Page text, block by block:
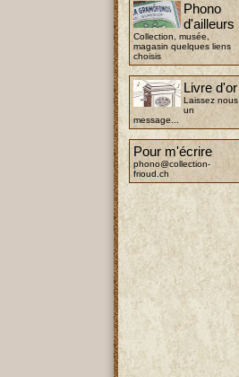
Phono
d'ailleurs
Collection, musée,
magasin quelques liens
choisis
Livre d'or
Laissez nous
un
message...
Pour m'écrire
phono@collection-
frioud.ch